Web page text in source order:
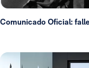
Comunicado Oficial: